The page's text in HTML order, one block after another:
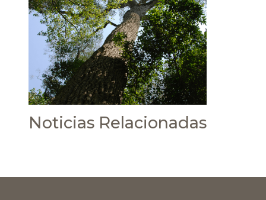
Noticias Relacionadas